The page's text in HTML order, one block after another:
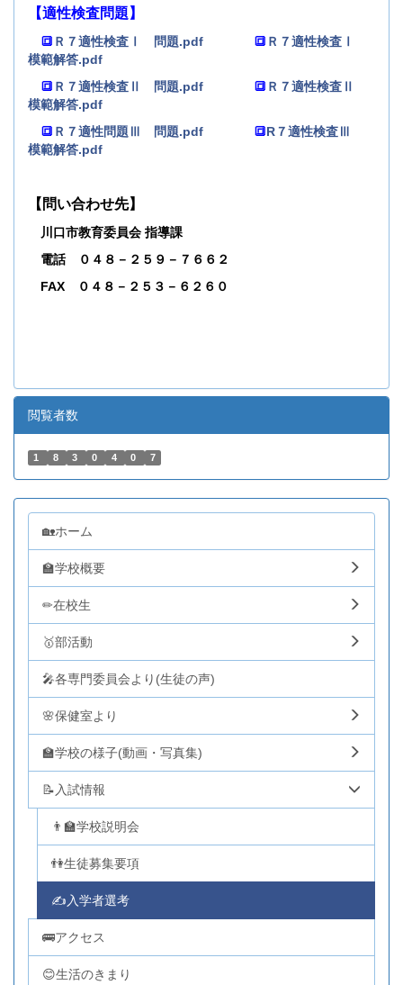
【適性検査問題】
🔳 Ｒ７適性検査Ⅰ 問題.pdf 🔳 Ｒ７適性検査Ⅰ
模範解答.pdf
🔳 Ｒ７適性検査Ⅱ 問題.pdf 🔳 Ｒ７適性検査Ⅱ
模範解答.pdf
🔳 Ｒ７適性問題Ⅲ 問題.pdf 🔳R７適性検査Ⅲ
模範解答.pdf
【問い合わせ先】
川口市教育委員会 指導課
電話 ０４８－２５９－７６６２
FAX ０４８－２５３－６２６０
閲覧者数
1 8 3 0 4 0 7
🏡ホーム
🏫学校概要
✏在校生
🥇部活動
🎤各専門委員会より(生徒の声)
🌸保健室より
🏫学校の様子(動画・写真集)
📝入試情報
👨‍🏫学校説明会
👫生徒募集要項
✍入学者選考
🚌アクセス
😊生活のきまり